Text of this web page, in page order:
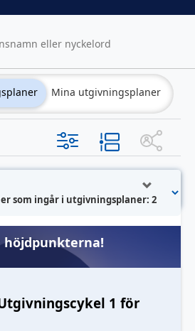
Mina utgivningsplaner
som ingår i utgivningsplaner: 2
höjdpunkterna!
1 för